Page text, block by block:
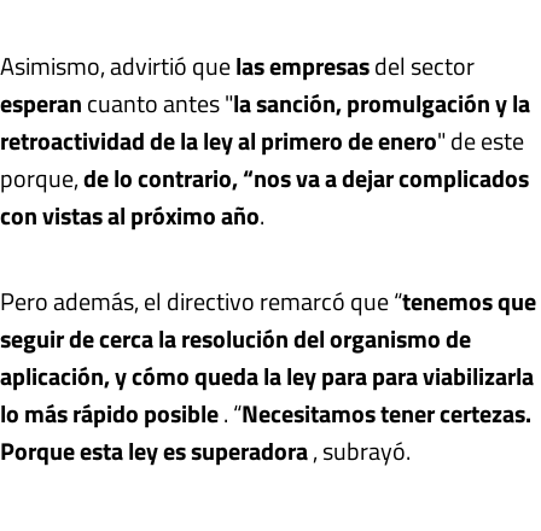
Asimismo, advirtió quelas empresasdel sector
esperancuanto antes "la sanción, promulgación y la
retroactividad de la ley al primero de enero" de este
porque,de lo contrario, “nos va a dejar complicados
con vistas al próximo año.
Pero además, el directivo remarcó que “tenemos que
seguir de cerca la resolución del organismo de
aplicación, y cómo queda la ley para para viabilizarla
lo más rápido posible. “Necesitamos tener certezas.
Porque esta ley es superadora, subrayó.